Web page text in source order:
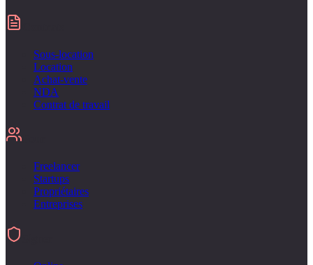
Sous-location
Location
Achat-vente
NDA
Contrat de travail
Freelancer
Startups
Propriétaires
Entreprises